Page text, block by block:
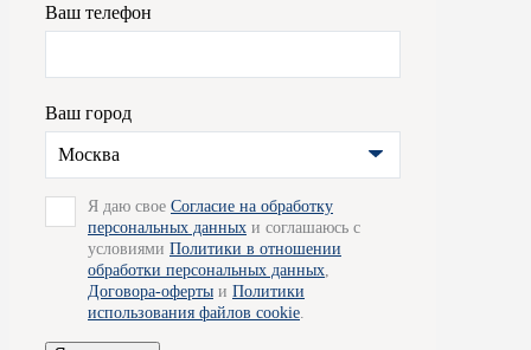
Ваш телефон
Ваш город
Москва
Я даю свое Согласие на обработку
персональных данных и соглашаюсь с
условиями Политики в отношении
обработки персональных данных
Договора-оферты и Политики
использования файлов cookie